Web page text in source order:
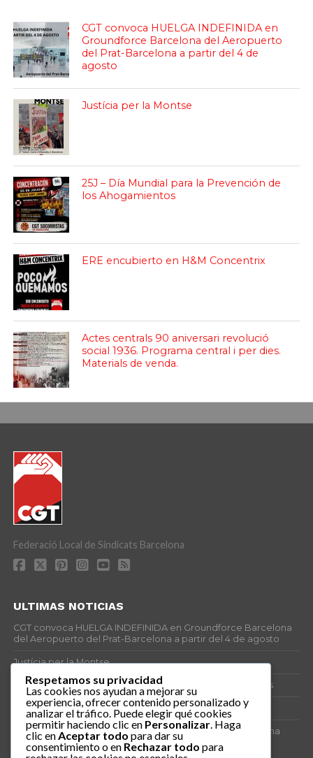
CGT convoca HUELGA INDEFINIDA en
Groundforce Barcelona del Aeropuerto
del Prat-Barcelona a partir del 4 de
agosto
Justícia per la Montse
25J – Día Mundial para la Prevención de
los Ahogamientos
ERE encubierto en H&M Concentrix
Actes centrals 90 aniversari revolució
social 1936. Programa central i per dies.
Materials de venda.
Federació Local de Sindicats Barcelona
ULTIMAS NOTICIAS
CGT convoca HUELGA INDEFINIDA en Groundforce Barcelona
del Aeropuerto del Prat-Barcelona a partir del 4 de agosto
Justícia per la Montse
25J – Día Mundial para la Prevención de los Ahogamientos
ERE encubierto en H&M Concentrix
Actes centrals 90 aniversari revolució social 1936. Programa
central i per dies. Materials de venda.
Respetamos su privacidad
Las cookies nos ayudan a mejorar su
experiencia, ofrecer contenido personalizado y
analizar el tráfico. Puede elegir qué cookies
permitir haciendo clic en Personalizar . Haga
clic en Aceptar todo para dar su
consentimiento o en Rechazar todo para